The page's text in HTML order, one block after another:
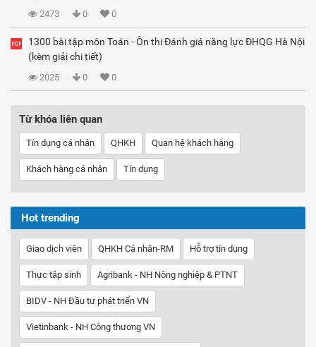
2473 0 0
1300 bài tập môn Toán - Ôn thi Đánh giá năng lực ĐHQG Hà Nội
(kèm giải chi tiết)
2025 0 0
Từ khóa liên quan
Tín dụng cá nhân QHKH Quan hệ khách hàng
Khách hàng cá nhân Tín dụng
Hot trending
Giao dịch viên QHKH Cá nhân-RM Hỗ trợ tín dụng
Thực tập sinh Agribank - NH Nông nghiệp & PTNT
BIDV - NH Đầu tư phát triển VN
Vietinbank - NH Công thương VN